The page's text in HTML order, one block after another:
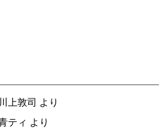
川上敦司 より
ティ より